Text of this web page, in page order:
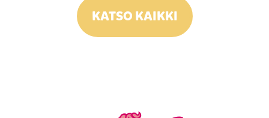
KATSO KAIKKI